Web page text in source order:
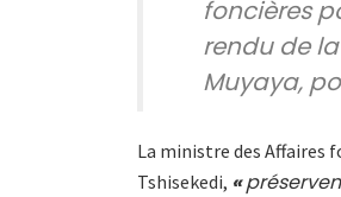
foncières
rendu de
Muyaya,
La ministre des Affaires
Tshisekedi, «